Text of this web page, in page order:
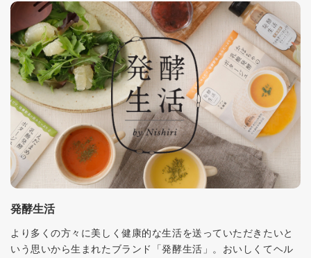
発酵生活
より多くの方々に美しく健康的な生活を送っていただきたいと
いう思いから生まれたブランド「発酵生活」。おいしくてヘル